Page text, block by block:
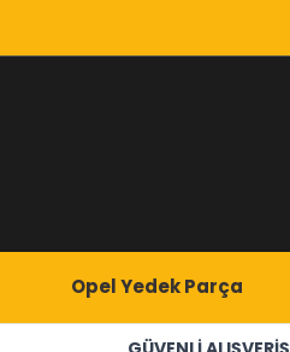
Opel Yedek Parça